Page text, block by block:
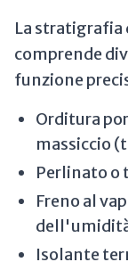
La
comprende
funzione
Orditura
massiccio
Perlinato o
Freno al
Isolante